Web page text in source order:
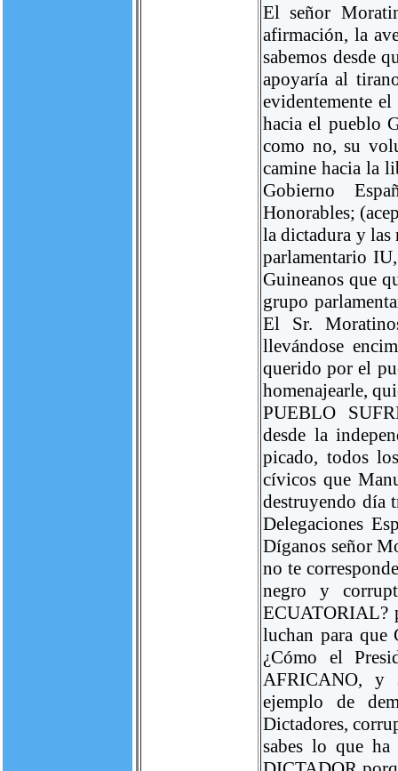
El señor
afirmación, la
sabemos desde
apoyaría al
evidentemente
hacia el pueblo
como no, su
camine hacia la
Gobierno
Honorables;
la dictadura y las
parlamentario
Guineanos que
grupo
El Sr.
llevándose
querido por el
homenajearle,
PUEBLO
desde la
picado, todos
cívicos que
destruyendo día
Delegaciones
Díganos señor
no te
negro y
ECUATORIAL?
luchan para que
¿Cómo el
AFRICANO, y
ejemplo de
Dictadores,
sabes lo que